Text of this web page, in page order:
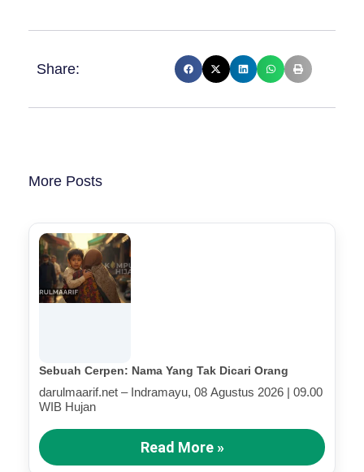
Share:
More Posts
Sebuah Cerpen: Nama Yang Tak Dicari Orang
darulmaarif.net – Indramayu, 08 Agustus 2026 | 09.00
WIB Hujan
Read More »